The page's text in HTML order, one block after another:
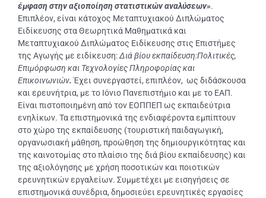
έμφαση στην αξιοποίηση στατιστικών αναλύσεων».
Επιπλέον, είναι κάτοχος Μεταπτυχιακού Διπλώματος
Ειδίκευσης στα Θεωρητικά Μαθηματικά και
Μεταπτυχιακού Διπλώματος Ειδίκευσης στις Επιστήμες
της Αγωγής με ειδίκευση:Διά βίου εκπαίδευση:Πολιτικές,
Επιμόρφωση και Τεχνολογίες Πληροφορίας και
Επικοινωνιών.Έχει συνεργαστεί, επιπλέον, ως διδάσκουσα
και ερευνήτρια, με το Ιόνιο Πανεπιστήμιο και με το ΕΑΠ.
Είναι πιστοποιημένη από τον ΕΟΠΠΕΠ ως εκπαιδεύτρια
ενηλίκων. Τα επιστημονικά της ενδιαφέροντα εμπίπτουν
στο χώρο της εκπαίδευσης (τουριστική παιδαγωγική,
οργανωσιακή μάθηση, προώθηση της δημιουργικότητας και
της καινοτομίας στο πλαίσιο της διά βίου εκπαίδευσης) και
της αξιολόγησης με χρήση ποσοτικών και ποιοτικών
ερευνητικών εργαλείων. Συμμετέχει με εισηγήσεις σε
επιστημονικά συνέδρια, δημοσιεύει ερευνητικές εργασίες